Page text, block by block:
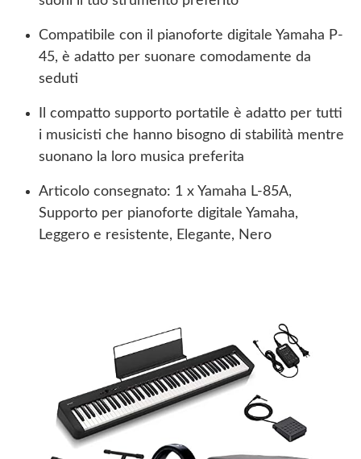
Compatibile con il pianoforte digitale Yamaha P-
45, è adatto per suonare comodamente da
seduti
Il compatto supporto portatile è adatto per tutti
i musicisti che hanno bisogno di stabilità mentre
suonano la loro musica preferita
Articolo consegnato: 1 x Yamaha L-85A,
Supporto per pianoforte digitale Yamaha,
Leggero e resistente, Elegante, Nero